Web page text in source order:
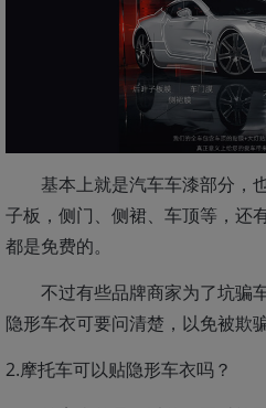
基本上就是汽车车漆部分，
子板，侧门、侧裙、车顶等，还
都是免费的。
不过有些品牌商家为了坑骗
隐形车衣可要问清楚，以免被欺骗
2.摩托车可以贴隐形车衣吗？